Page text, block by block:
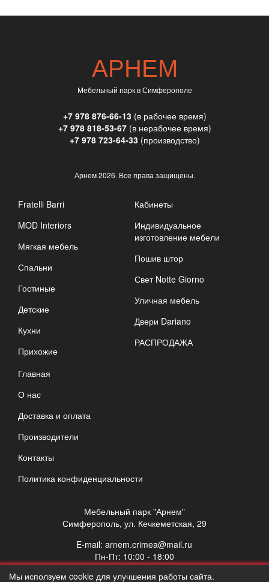
АРНЕМ
Мебельный парк в Симферополе
+7 978 876-66-13(в рабочее время)
+7 978 818-53-67(в нерабочее время)
+7 978 723-64-33(производство)
Арнем2026. Все права защищены.
Fratelli Barri
MOD Interiors
Мягкая мебель
Спальни
Гостиные
Детские
Кухни
Прихожие
Кабинеты
Индивидуальное
изготовление мебели
Пошив штор
Свет Notte Giorno
Уличная мебель
Двери Dariano
РАСПРОДАЖА
Главная
О нас
Доставка и оплата
Производители
Контакты
Политика конфиденциальности
Мебельный парк "Арнем"
Симферополь, ул. Кечкеметская, 29
E-mail:arnem.crimea@mail.ru
Пн-Пт: 10:00 - 18:00
Сб: 10:00 - 17:00
Мы исползуем cookie для улучшения работы сайта.